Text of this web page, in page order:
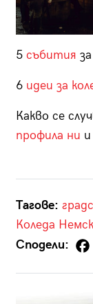
5 събития
6 идеи за
Какво се
профила ни
Тагове:
Коледа
Сподели: